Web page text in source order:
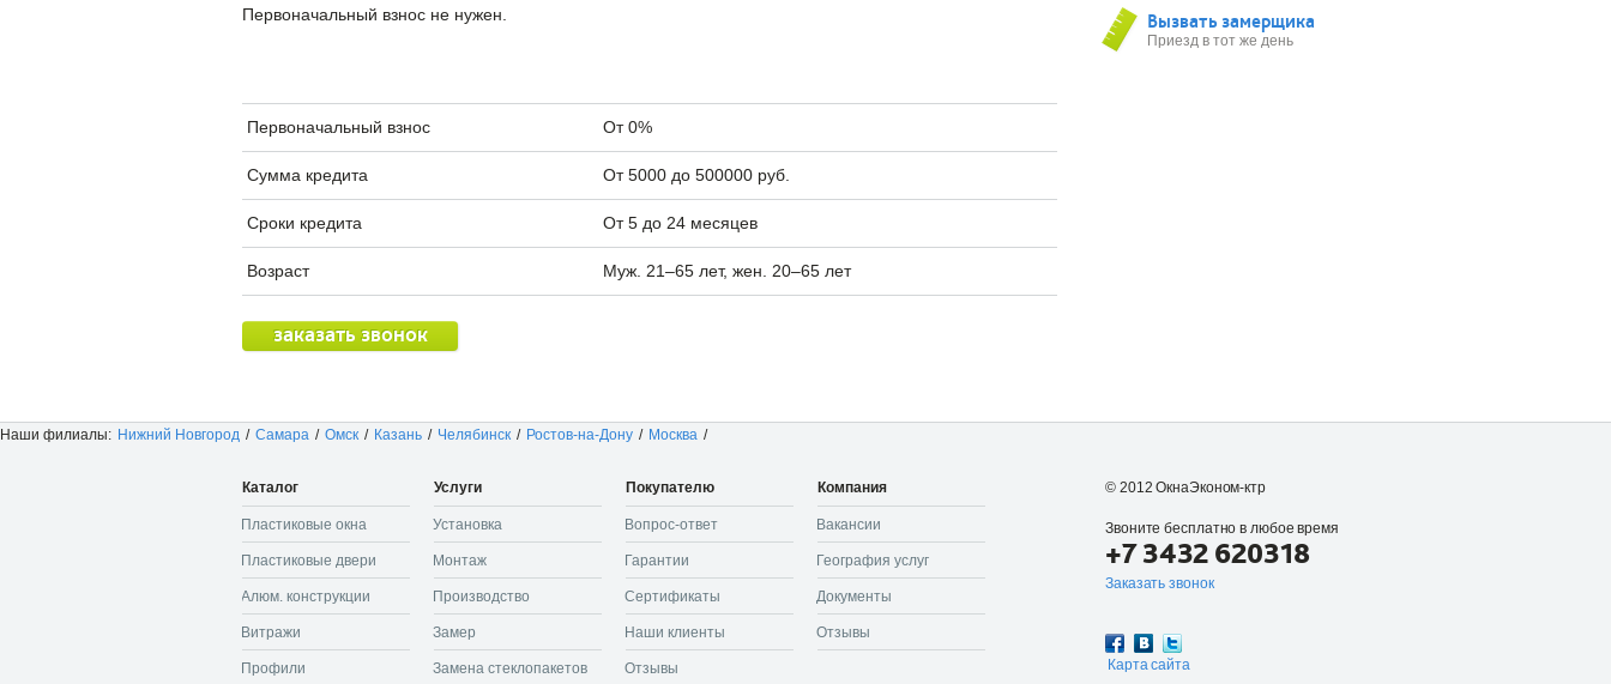
Первоначальный взнос не нужен.
Первоначальный взнос От 0%
Сумма кредита От 5000 до 500000 руб.
Сроки кредита От 5 до 24 месяцев
Возраст Муж. 21–65 лет, жен. 20–65 лет
заказать звонок
Вызвать замерщика
Приезд в тот же день
Каталог
Пластиковые окна
Пластиковые двери
Алюм. конструкции
Витражи
Профили
Услуги
Установка
Монтаж
Производство
Замер
Замена стеклопакетов
Покупателю
Вопрос-ответ
Гарантии
Сертификаты
Наши клиенты
Отзывы
Компания
Вакансии
География услуг
Документы
Отзывы
© 2012 ОкнаЭконом-ктр
Звоните бесплатно в любое время
+7 3432 620318
Заказать звонок
Карта сайта
Наши филиалы: Нижний Новгород / Самара / Омск / Казань / Челябинск / Ростов-на-Дону / Москва /